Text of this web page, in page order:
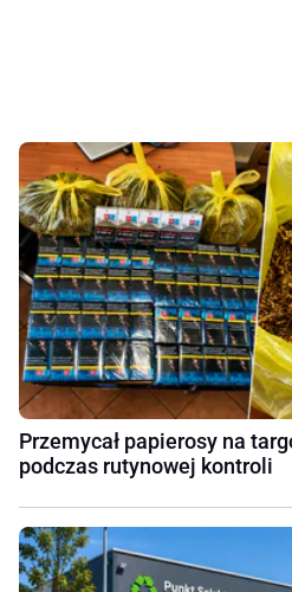
Przemycał papierosy na
podczas rutynowej kontroli